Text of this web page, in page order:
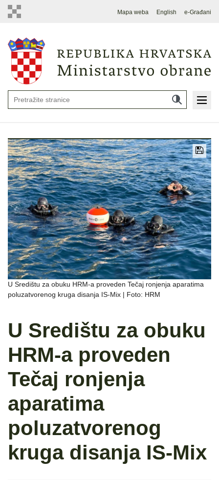
Mapa weba English e-Građani
U Središtu za obuku HRM-a proveden Tečaj ronjenja aparatima
poluzatvorenog kruga disanja IS-Mix | Foto: HRM
U Središtu za obuku
HRM-a proveden
Tečaj ronjenja
aparatima
poluzatvorenog
kruga disanja IS-Mix